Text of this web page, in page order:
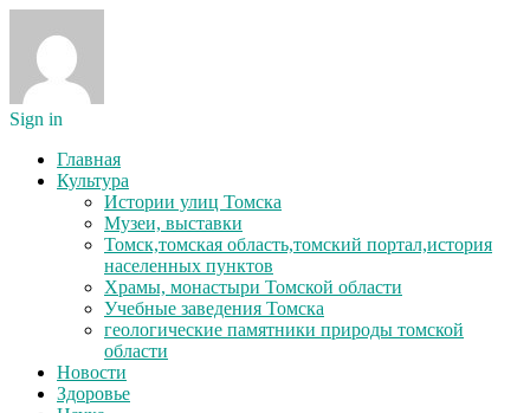
Sign in
Главная
Культура
Истории улиц Томска
Музеи, выставки
Томск,томская область,томский портал,история
населенных пунктов
Храмы, монастыри Томской области
Учебные заведения Томска
геологические памятники природы томской
области
Новости
Здоровье